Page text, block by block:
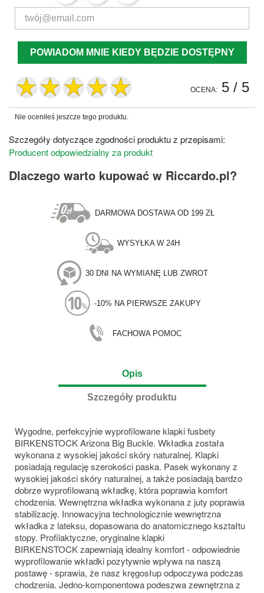
POWIADOM MNIE KIEDY BĘDZIE DOSTĘPNY
OCENA: 5 / 5
Nie oceniłeś jeszcze tego produktu.
Szczegóły dotyczące zgodności produktu z przepisami:
Producent odpowiedzialny za produkt
Dlaczego warto kupować w Riccardo.pl?
DARMOWA DOSTAWA OD 199 ZŁ
WYSYŁKA W 24H
30 DNI NA WYMIANĘ LUB ZWROT
-10% NA PIERWSZE ZAKUPY
FACHOWA POMOC
Opis
Szczegóły produktu
Wygodne, perfekcyjnie wyprofilowane klapki fusbety
BIRKENSTOCK Arizona Big Buckle. Wkładka została
wykonana z wysokiej jakości skóry naturalnej. Klapki
posiadają regulację szerokości paska. Pasek wykonany z
wysokiej jakości skóry naturalnej, a także posiadają bardzo
dobrze wyprofilowaną wkładkę, która poprawia komfort
chodzenia. Wewnętrzna wkładka wykonana z juty poprawia
stabilizację. Innowacyjna technologicznie wewnętrzna
wkładka z lateksu, dopasowana do anatomicznego kształtu
stopy. Profilaktyczne, oryginalne klapki
BIRKENSTOCK zapewniają idealny komfort - odpowiednie
wyprofilowanie wkładki pozytywnie wpływa na naszą
postawę - sprawia, że nasz kręgosłup odpoczywa podczas
chodzenia. Jedno-komponentowa podeszwa zewnętrzna z